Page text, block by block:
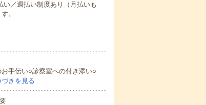
／週払い制度あり（月払いも
。
手伝い○診察室への付き添い○
づきを見る